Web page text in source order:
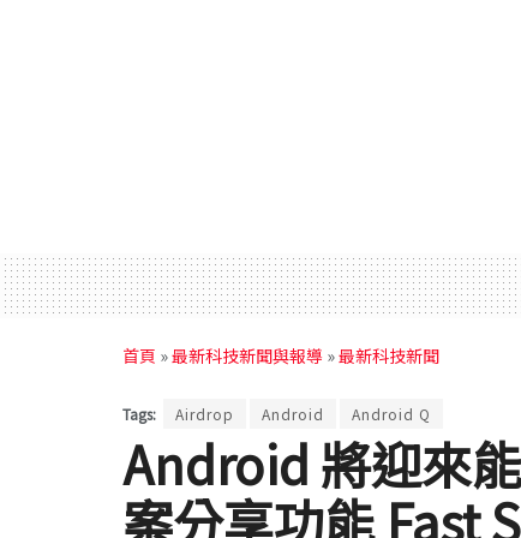
首頁 »最新科技新聞與報導 »最新科技新聞
Tags: Airdrop Android Android Q
Android 將迎來
案分享功能 Fast